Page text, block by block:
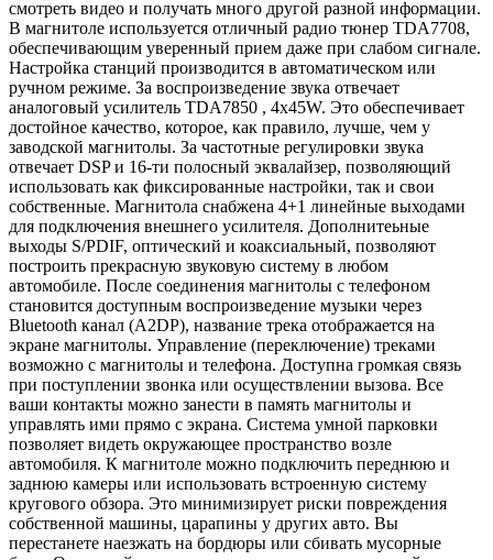
смотреть видео и получать много другой разной информации.
В магнитоле используется отличный радио тюнер TDA7708,
обеспечивающим уверенный прием даже при слабом сигнале.
Настройка станций производится в автоматическом или
ручном режиме. За воспроизведение звука отвечает
аналоговый усилитель TDA7850 , 4x45W. Это обеспечивает
достойное качество, которое, как правило, лучше, чем у
заводской магнитолы. За частотные регулировки звука
отвечает DSP и 16-ти полосный эквалайзер, позволяющий
использовать как фиксированные настройки, так и свои
собственные. Магнитола снабжена 4+1 линейные выходами
для подключения внешнего усилителя. Дополнитеьные
выходы S/PDIF, оптический и коаксиальный, позволяют
построить прекрасную звуковую систему в любом
автомобиле. После соединения магнитолы с телефоном
становится доступным воспроизведение музыки через
Bluetooth канал (A2DP), название трека отображается на
экране магнитолы. Управление (переключение) треками
возможно с магнитолы и телефона. Доступна громкая связь
при поступлении звонка или осуществлении вызова. Все
ваши контакты можно занести в память магнитолы и
управлять ими прямо с экрана. Система умной парковки
позволяет видеть окружающее пространство возле
автомобиля. К магнитоле можно подключить переднюю и
заднюю камеры или использовать встроенную систему
кругового обзора. Это минимизирует риски повреждения
собственной машины, царапины у других авто. Вы
перестанете наезжать на бордюры или сбивать мусорные